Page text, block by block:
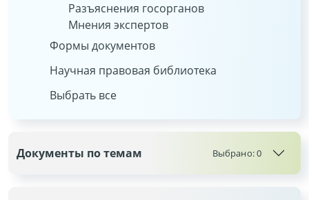
Разъяснения госорганов
Мнения экспертов
Формы документов
Научная правовая библиотека
Выбрать все
Документы по темам Выбрано:0